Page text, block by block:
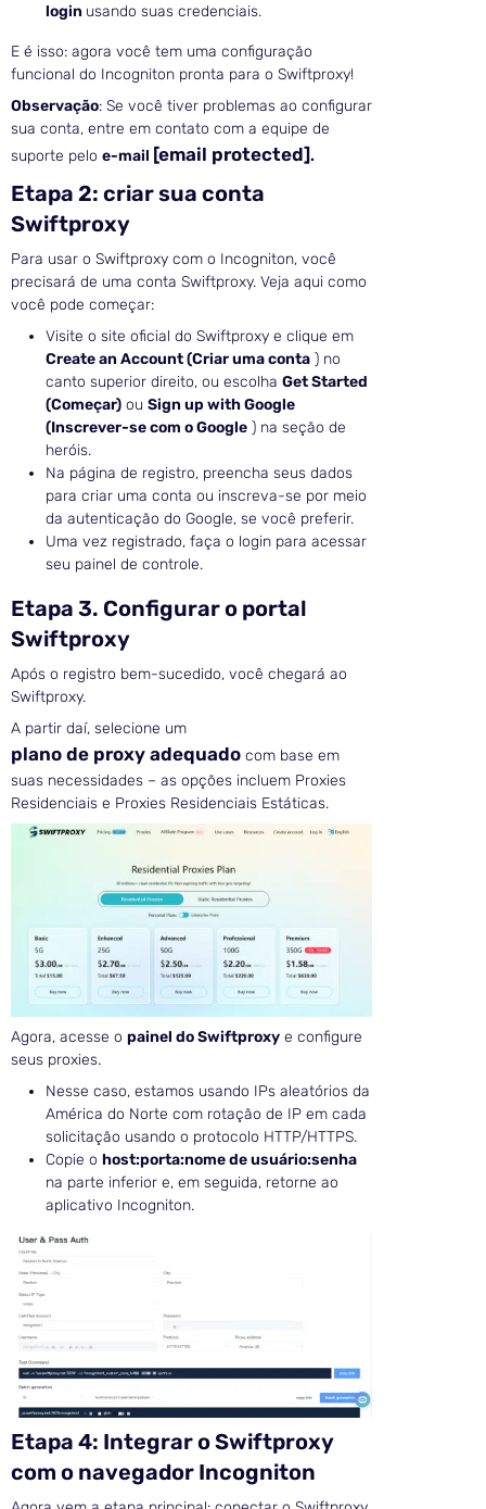
login usando suas credenciais.
E é isso: agora você tem uma configuração
funcional do Incogniton pronta para o Swiftproxy!
Observação: Se você tiver problemas ao configurar
sua conta, entre em contato com a equipe de
suporte pelo e-mail [email protected].
Etapa 2: criar sua conta
Swiftproxy
Para usar o Swiftproxy com o Incogniton, você
precisará de uma conta Swiftproxy. Veja aqui como
você pode começar:
Visite o site oficial do Swiftproxy e clique em
Create an Account (Criar uma conta ) no
canto superior direito, ou escolha Get Started
(Começar) ou Sign up with Google
(Inscrever-se com o Google ) na seção de
heróis.
Na página de registro, preencha seus dados
para criar uma conta ou inscreva-se por meio
da autenticação do Google, se você preferir.
Uma vez registrado, faça o login para acessar
seu painel de controle.
Etapa 3. Configurar o portal
Swiftproxy
Após o registro bem-sucedido, você chegará ao
Swiftproxy.
A partir daí, selecione um
plano de proxy adequado com base em
suas necessidades – as opções incluem Proxies
Residenciais e Proxies Residenciais Estáticas.
Agora, acesse o painel do Swiftproxy e configure
seus proxies.
Nesse caso, estamos usando IPs aleatórios da
América do Norte com rotação de IP em cada
solicitação usando o protocolo HTTP/HTTPS.
Copie o host:porta:nome de usuário:senha
na parte inferior e, em seguida, retorne ao
aplicativo Incogniton.
Etapa 4: Integrar o Swiftproxy
com o navegador Incogniton